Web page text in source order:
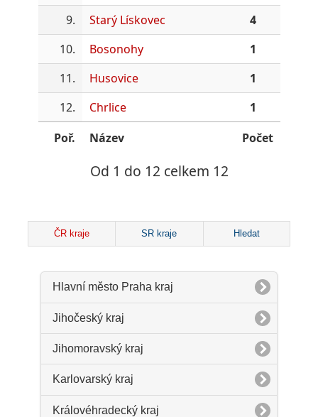
9. Starý Lískovec
4
10.
Bosonohy
1
11.
Husovice
1
12.
Chrlice
1
Poř.
Název Počet
Od 1 do 12 celkem 12
ČR kraje SR kraje Hledat
Hlavní město Praha kraj
Jihočeský kraj
Jihomoravský kraj
Karlovarský kraj
Královéhradecký kraj